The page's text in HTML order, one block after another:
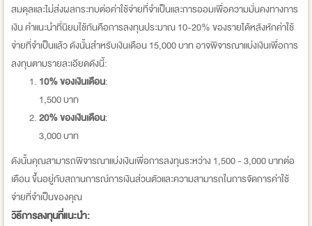
สมดุลและไม่ส่งผลกระทบต่อค่าใช้จ่ายที่จำเป็นและการออมเพื่อความมั่นคงทางการ
เงิน คำแนะนำที่นิยมใช้กันคือการลงทุนประมาณ 10-20% ของรายได้หลังหักค่าใช้
จ่ายที่จำเป็นแล้ว ดังนั้นสำหรับเงินเดือน 15,000 บาท อาจพิจารณาแบ่งเงินเพื่อการ
ลงทุนตามรายละเอียดดังนี้:
10% ของเงินเดือน:
1,500 บาท
20% ของเงินเดือน:
3,000 บาท
ดังนั้นคุณสามารถพิจารณาแบ่งเงินเพื่อการลงทุนระหว่าง 1,500 - 3,000 บาทต่อ
เดือน ขึ้นอยู่กับสถานการณ์การเงินส่วนตัวและความสามารถในการจัดการค่าใช้
จ่ายที่จำเป็นของคุณ
วิธีการลงทุนที่แนะนำ: